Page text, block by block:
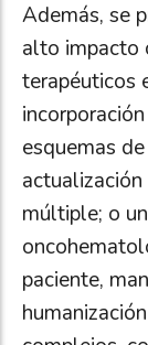
Además, se
alto impacto
terapéuticos
esquemas
múltiple; o
paciente,